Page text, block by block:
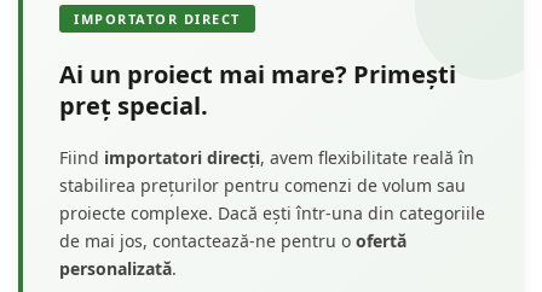
IMPORTATOR DIRECT
Ai un proiect mai mare? Primești
preț special.
Fiind importatori direcți, avem flexibilitate reală în
stabilirea prețurilor pentru comenzi de volum sau
proiecte complexe. Dacă ești într-una din categoriile
de mai jos, contactează-ne pentru o ofertă
personalizată.